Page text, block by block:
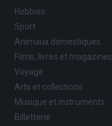
Hobbies
Sport
Animaux domestiques
Films, livres et magazines
Voyage
Arts et collections
Musique et instruments
Billetterie